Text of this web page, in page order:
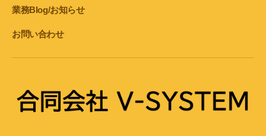
業務Blog/お知らせ
お問い合わせ